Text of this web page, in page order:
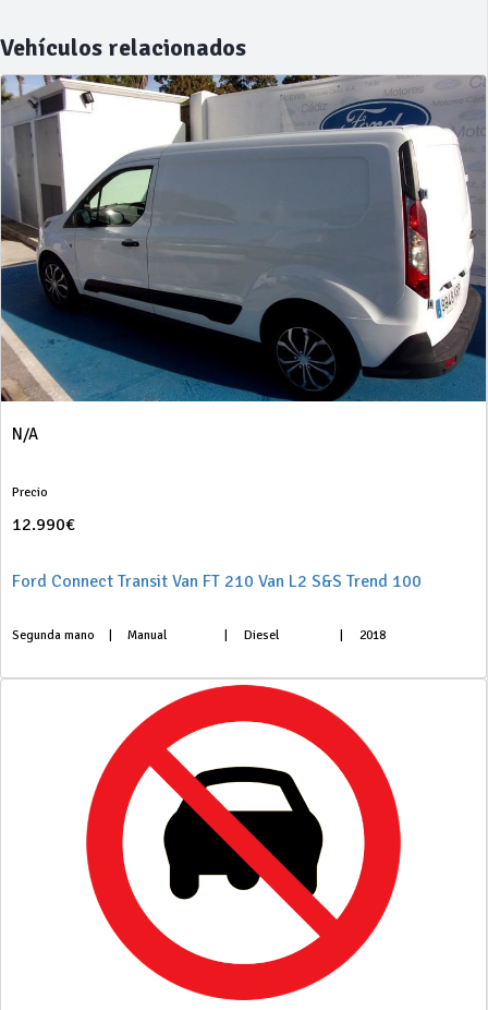
Vehículos relacionados
N/A
Precio
12.990€
Ford Connect Transit Van FT 210 Van L2 S&S Trend 100
Segunda mano Manual Diesel 2018